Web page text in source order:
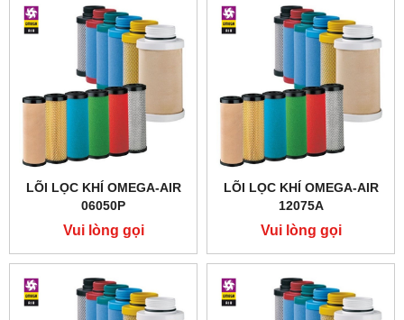
LÕI LỌC KHÍ OMEGA-AIR
06050P
Vui lòng gọi
LÕI LỌC KHÍ OMEGA-AIR
12075A
Vui lòng gọi